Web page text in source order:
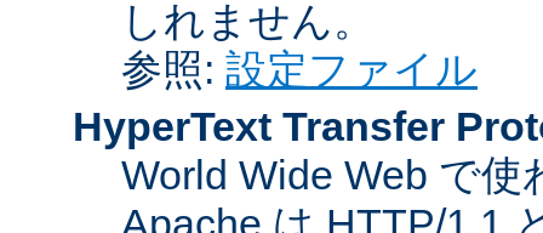
しれません。
参照: 設定ファイル
HyperText Transfer
World Wide Web で
Apache は HTTP/1.1